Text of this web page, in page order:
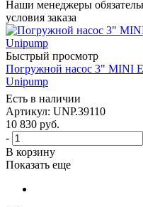
Наши менеджеры
условия заказа
Быстрый просмотр
Погружной насос 3" MINI
Unipump
Есть в наличии
Артикул: UNP.39110
10 830 руб.
-
В корзину
Показать еще